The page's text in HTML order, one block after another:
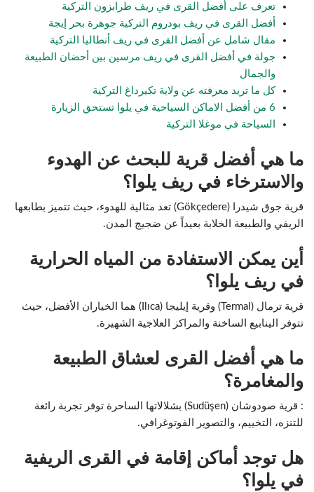
تعرف على أفضل القرى في ريف طرابزون التركية
أفضل القرى في ريف بودروم التركية جوهرة بحر إيجة
مقال شامل عن أفضل القرى في ريف أنطاليا التركية
جولة في أفضل القرى في ريف مرسين بين أحضان الطبيعة
والجمال
كل ما تريد معرفته عن ولاية تكيرداغ التركية
6 من أفضل الاماكن السياحية في يلوا تستحق الزيارة
السياحة في موغلا التركية
ما هي أفضل قرية للبحث عن الهدوء
والاسترخاء في ريف يلوا؟
قرية جوق شيدرا (Gökçedere) تعد مثالية للهدوء، حيث تتميز بطابعها
الريفي والطبيعة الخلابة بعيداً عن ضجيج المدن.
أين يمكن الاستفادة من المياه الحرارية
في ريف يلوا؟
قرية ترمال (Termal) وقرية إيليجا (Ilıca) هما الخياران الأفضل، حيث
تتوفر الينابيع الساخنة والمراكز العلاجية الشهيرة.
ما هي أفضل القرى لعشاق الطبيعة
والمغامرة؟
: قرية صودوشان (Sudüşen) بشلالاتها الساحرة توفر تجربة رائعة
للتنزه، التخييم، والتصوير الفوتوغرافي.
هل توجد أماكن إقامة في القرى الريفية
في يلوا؟